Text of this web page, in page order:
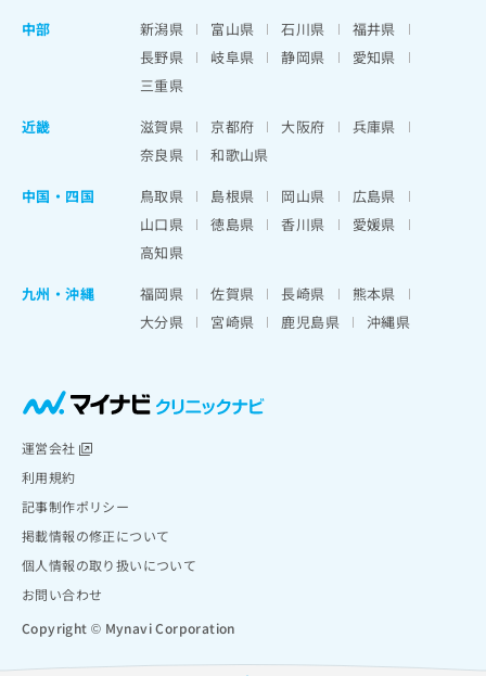
中部
新潟県 富山県 石川県
福井県
長野県
岐阜県 静岡県
愛知県
三重県
近畿
滋賀県 京都府 大阪府
兵庫県
奈良県
和歌山県
中国・四国
鳥取県 島根県 岡山県
広島県
山口県
徳島県 香川県
愛媛県
高知県
九州・沖縄
福岡県 佐賀県 長崎県
熊本県
大分県
宮崎県 鹿児島県 沖縄県
運営会社
利用規約
記事制作ポリシー
掲載情報の修正について
個人情報の取り扱いについて
お問い合わせ
Copyright © Mynavi Corporation